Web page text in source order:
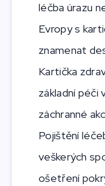
léčba úrazu
Evropy s
znamenat
Kartička
základní péči
záchranné
Pojištění
veškerých
ošetření